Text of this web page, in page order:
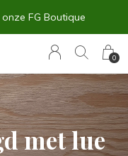
0
onze FG Boutique
met lue